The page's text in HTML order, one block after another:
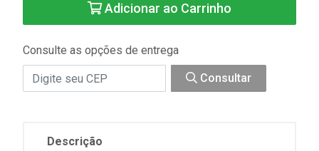
Adicionar ao Carrinho
Consulte as opções de entrega
Consultar
Descrição